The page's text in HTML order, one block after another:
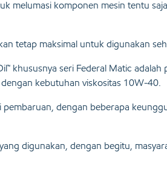
melumasi komponen mesin tentu
tetap maksimal untuk digunakan
khususnya seri Federal Matic
kebutuhan viskositas 10W-40.
dengan beberapa
digunakan, dengan begitu,